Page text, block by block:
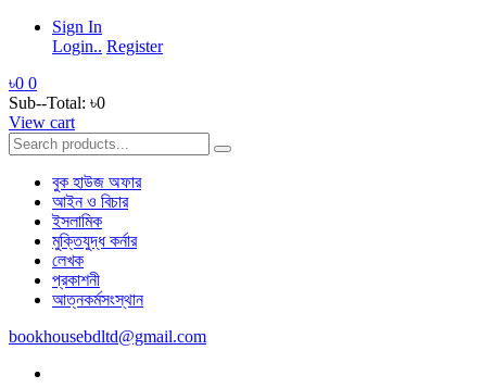
Sign In
Login.. Register
৳0 0
Sub--Total: ৳0
View cart
বুক হাউজ অফার
আইন ও বিচার
ইসলামিক
মুক্তিযুদ্ধ কর্নার
লেখক
প্রকাশনী
আত্নকর্মসংস্থান
bookhousebdltd@gmail.com